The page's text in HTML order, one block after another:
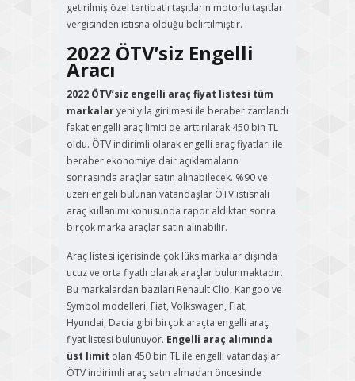
getirilmiş özel tertibatlı taşıtların motorlu taşıtlar
vergisinden istisna olduğu belirtilmiştir.
2022 ÖTV’siz Engelli
Aracı
2022 ÖTV’siz engelli araç fiyat listesi tüm
markalaryeni yıla girilmesi ile beraber zamlandı
fakat engelli araç limiti de arttırılarak 450 bin TL
oldu. ÖTV indirimli olarak engelli araç fiyatları ile
beraber ekonomiye dair açıklamaların
sonrasında araçlar satın alınabilecek. %90 ve
üzeri engeli bulunan vatandaşlar ÖTV istisnalı
araç kullanımı konusunda rapor aldıktan sonra
birçok marka araçlar satın alınabilir.
Araç listesi içerisinde çok lüks markalar dışında
ucuz ve orta fiyatlı olarak araçlar bulunmaktadır.
Bu markalardan bazıları Renault Clio, Kangoo ve
Symbol modelleri, Fiat, Volkswagen, Fiat,
Hyundai, Dacia gibi birçok araçta engelli araç
fiyat listesi bulunuyor. Engelli araç alımında
üst limit olan 450 bin TL ile engelli vatandaşlar
ÖTV indirimli araç satın almadan öncesinde